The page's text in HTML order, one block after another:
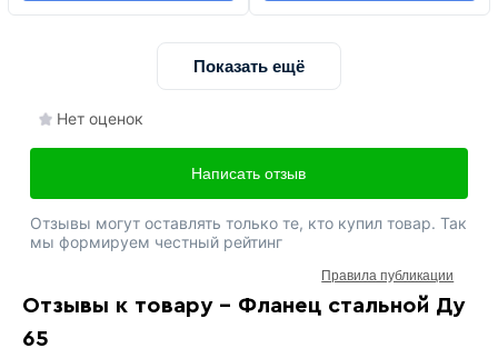
Показать ещё
Отзывы к товару - Фланец стальной Ду
65
Нет оценок
Написать отзыв
Отзывы могут оставлять только те, кто купил товар. Так
мы формируем честный рейтинг
Правила публикации